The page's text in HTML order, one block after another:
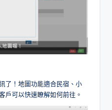
了！地圖功能適合民宿、小
戶可以快速瞭解如何前往。